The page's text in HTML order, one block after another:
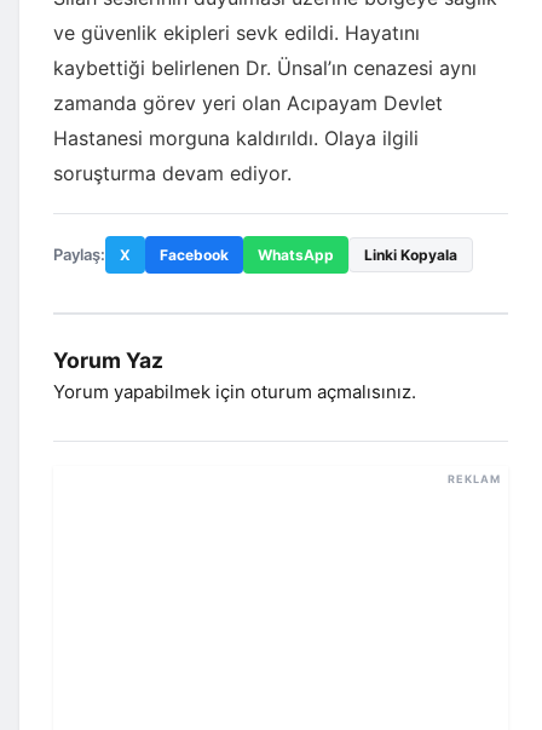
ve güvenlik ekipleri sevk edildi. Hayatını
kaybettiği belirlenen Dr. Ünsal’ın cenazesi aynı
zamanda görev yeri olan Acıpayam Devlet
Hastanesi morguna kaldırıldı. Olaya ilgili
soruşturma devam ediyor.
Paylaş: X Facebook WhatsApp Linki Kopyala
Yorum Yaz
Yorum yapabilmek için oturum açmalısınız.
REKLAM